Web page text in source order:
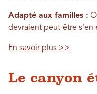
Adapté aux familles :
devraient peut-être s'en
En savoir plus >>
Le canyon